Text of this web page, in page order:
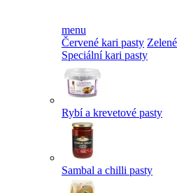
menu
Červené kari pasty
Speciální kari pasty
Rybí a krevetové pasty
Sambal a chilli pasty